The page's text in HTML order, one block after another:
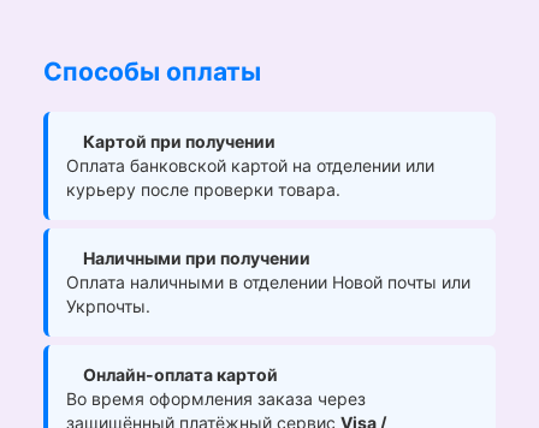
Способы оплаты
Картой при получении
Оплата банковской картой на отделении или
курьеру после проверки товара.
Наличными при получении
Оплата наличными в отделении Новой почты или
Укрпочты.
Онлайн-оплата картой
Во время оформления заказа через
защищённый платёжный сервис Visa /